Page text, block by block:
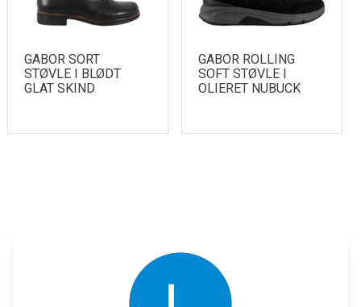
GABOR SORT
STØVLE I BLØDT
GLAT SKIND
GABOR ROLLING
SOFT STØVLE I
OLIERET NUBUCK